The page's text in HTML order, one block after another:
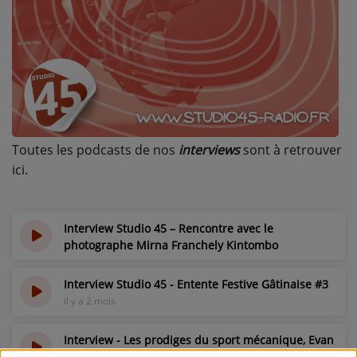
L'ÉNERGIE DES 9 ÉTOILES
MIXTAPE ADDICT RADIO SHOW
"SI ON CHANTAIT", L'ÉMISSION
SONS 2 DARONS
La Radio
PODCASTS
INTERVIEW
Musique
TITRES DIFFUSÉS
Toutes les podcasts de nos interviewssont à retrouver
ici.
Interview Studio 45 – Rencontre avec le
photographe Mirna Franchely Kintombo
Interview Studio 45 - Entente Festive Gâtinaise #3
il y a 2 mois
Interview - Les prodiges du sport mécanique, Evan